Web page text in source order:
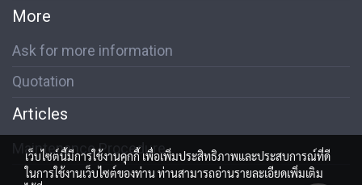
More
Ask for more information
Quotation
Articles
Maintenance Procedure
เว็บไซต์นี้มีการใช้งานคุกกี้ เพื่อเพิ่มประสิทธิภาพและประสบการณ์ที่ดี
ในการใช้งานเว็บไซต์ของท่าน ท่านสามารถอ่านรายละเอียดเพิ่มเติม